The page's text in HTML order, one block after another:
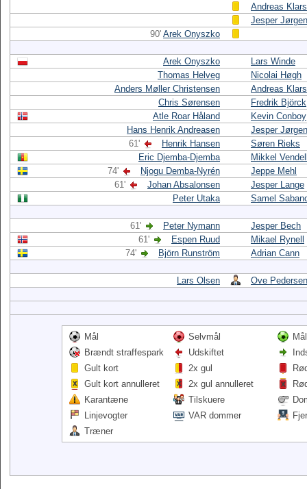
Andreas
Jesper
90' Arek Onyszko
Arek Onyszko
Lars Winde
Thomas Helveg
Nicolai Høgh
Anders Møller Christensen
Andreas
Chris Sørensen
Fredrik Björck
Atle Roar Håland
Kevin Conboy
Hans Henrik Andreasen
Jesper
61'
Henrik Hansen
Søren Rieks
Eric Djemba-Djemba
Mikkel
74'
Njogu Demba-Nyrén
Jeppe Mehl
61'
Johan Absalonsen
Jesper Lange
Peter Utaka
Samel
61' Peter Nymann
Jesper Bech
61'
Espen Ruud
Mikael Rynell
74'
Björn Runström Adrian Cann
Lars Olsen Ove Pedersen
Mål Selvmål
Brændt straffespark
Udskiftet
Gult kort
2x gul
Gult kort annulleret
2x gul annulleret
Karantæne
Tilskuere
Linjevogter
VAR dommer
Træner